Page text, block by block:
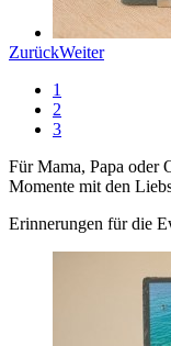
ZurückWeiter
1
2
3
Für Mama, Papa oder
Momente mit den
Erinnerungen für die